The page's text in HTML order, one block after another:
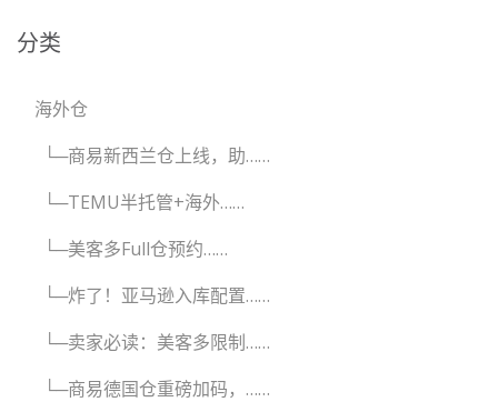
分类
海外仓
└─商易新西兰仓上线，助……
└─TEMU半托管+海外……
└─美客多Full仓预约……
└─炸了！亚马逊入库配置……
└─卖家必读：美客多限制……
└─商易德国仓重磅加码，……